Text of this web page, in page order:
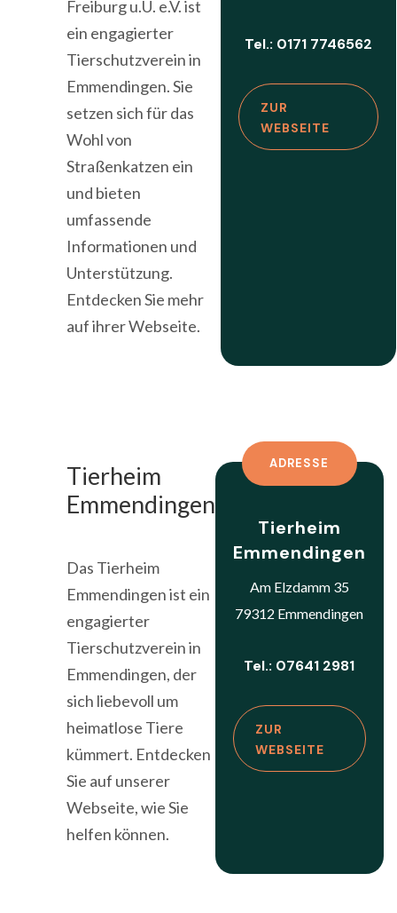
Freiburg u.U. e.V. ist
ein engagierter
Tierschutzverein in
Emmendingen. Sie
setzen sich für das
Wohl von
Straßenkatzen ein
und bieten
umfassende
Informationen und
Unterstützung.
Entdecken Sie mehr
auf ihrer Webseite.
Tel.: 0171 7746562
ZUR
WEBSEITE
Tierheim
Emmendingen
Das Tierheim
Emmendingen ist ein
engagierter
Tierschutzverein in
Emmendingen, der
sich liebevoll um
heimatlose Tiere
kümmert. Entdecken
Sie auf unserer
Webseite, wie Sie
helfen können.
ADRESSE
Tierheim
Emmendingen
Am Elzdamm 35
79312 Emmendingen
Tel.: 07641 2981
ZUR
WEBSEITE